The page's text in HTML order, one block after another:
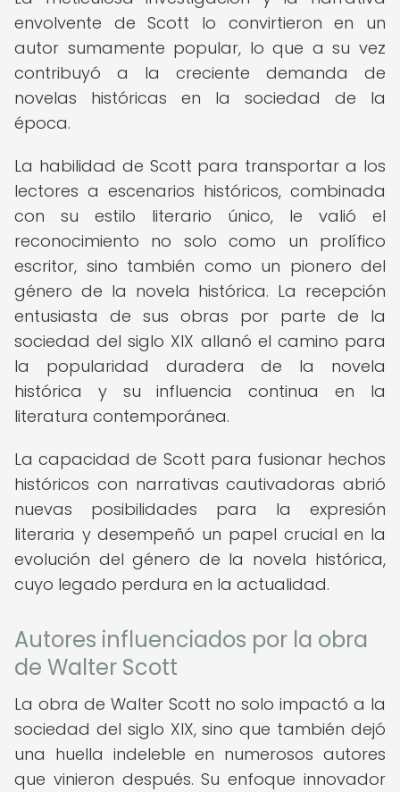
envolvente de Scott lo convirtieron en un
autor sumamente popular, lo que a su vez
contribuyó a la creciente demanda de
novelas históricas en la sociedad de la
época.
La habilidad de Scott para transportar a los
lectores a escenarios históricos, combinada
con su estilo literario único, le valió el
reconocimiento no solo como un prolífico
escritor, sino también como un pionero del
género de la novela histórica. La recepción
entusiasta de sus obras por parte de la
sociedad del siglo XIX allanó el camino para
la popularidad duradera de la novela
histórica y su influencia continua en la
literatura contemporánea.
La capacidad de Scott para fusionar hechos
históricos con narrativas cautivadoras abrió
nuevas posibilidades para la expresión
literaria y desempeñó un papel crucial en la
evolución del género de la novela histórica,
cuyo legado perdura en la actualidad.
Autores influenciados por la obra
de Walter Scott
La obra de Walter Scott no solo impactó a la
sociedad del siglo XIX, sino que también dejó
una huella indeleble en numerosos autores
que vinieron después. Su enfoque innovador